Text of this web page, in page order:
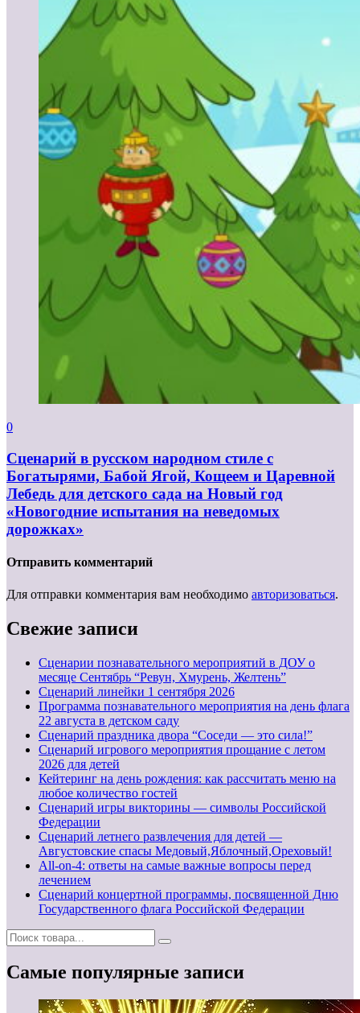
0
Сценарий в русском народном стиле с
Богатырями, Бабой Ягой, Кощеем и Царевной
Лебедь для детского сада на Новый год
«Новогодние испытания на неведомых
дорожках»
Отправить комментарий
Для отправки комментария вам необходимо авторизоваться.
Свежие записи
Сценарии познавательного мероприятий в ДОУ о
месяце Сентябрь “Ревун, Хмурень, Желтень”
Cценарий линейки 1 сентября 2026
Программа познавательного мероприятия на день флага
22 августа в детском саду
Сценарий праздника двора “Соседи — это сила!”
Сценарий игрового мероприятия прощание с летом
2026 для детей
Кейтеринг на день рождения: как рассчитать меню на
любое количество гостей
Сценарий игры викторины — символы Российской
Федерации
Сценарий летнего развлечения для детей —
Августовские спасы Медовый,Яблочный,Ореховый!
All-on-4: ответы на самые важные вопросы перед
лечением
Сценарий концертной программы, посвященной Дню
Государственного флага Российской Федерации
Самые популярные записи